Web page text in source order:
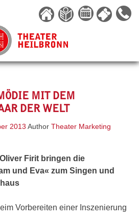
MIT DEM
DER WELT
2013 Author Theater Marketing
Firit bringen die
und Eva« zum Singen und
Vorbereiten einer Inszenierung